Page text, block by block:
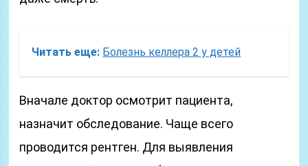
Читать еще: Болезнь келлера 2 у детей
Вначале доктор осмотрит пациента,
назначит обследование. Чаще всего
проводится рентген. Для выявления